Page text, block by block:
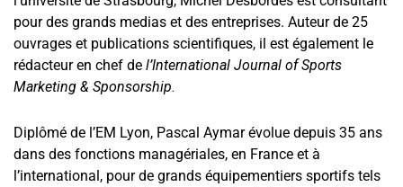
pour des grands medias et des entreprises. Auteur de 25
ouvrages et publications scientifiques, il est également le
rédacteur en chef de l’International Journal of Sports
Marketing & Sponsorship.
Diplômé de l’EM Lyon, Pascal Aymar évolue depuis 35 ans
dans des fonctions managériales, en France et à
l’international, pour de grands équipementiers sportifs tels